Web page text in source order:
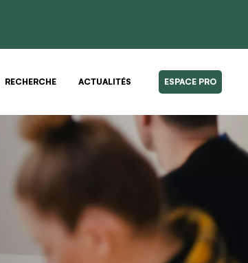
RECHERCHE ACTUALITÉS ESPACE PRO